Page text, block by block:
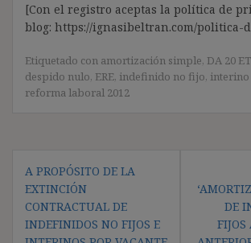
[Con el registro aceptas la política de
blog: https://ignasibeltran.com/politica-
Etiquetado con amortización simple, DA 20 ET
despido nulo, ERE, indefinido no fijo, interino
reforma laboral 2012
Navegación
de
entradas
A PROPÓSITO DE LA
EXTINCIÓN
CONTRACTUAL DE
INDEFINIDOS NO FIJOS E
DE
FIJOS